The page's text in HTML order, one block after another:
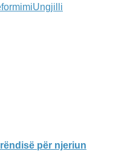
Ungjilli
për njeriun